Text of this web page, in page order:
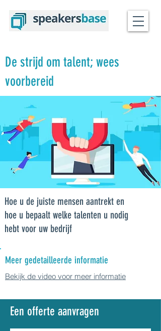
De strijd om talent; wees
voorbereid
Hoe u de juiste mensen aantrekt en
hoe u bepaalt welke talenten u nodig
hebt voor uw bedrijf
Meer gedetailleerde informatie
Bekijk de video voor meer informatie
Een offerte aanvragen